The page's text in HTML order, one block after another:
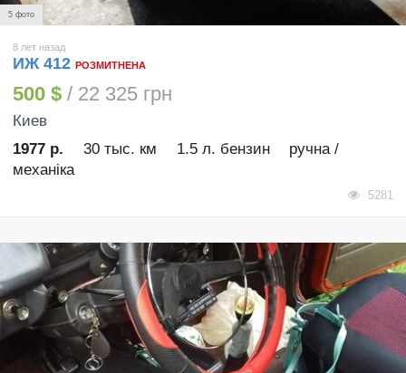
5 фото
8 лет назад
ИЖ 412 РОЗМИТНЕНА
500 $ / 22 325 грн
Киев
1977 р.
30 тыс. км 1.5 л. бензин
ручна /
механіка
5281